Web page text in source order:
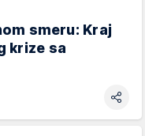
smeru: Kraj
krize sa